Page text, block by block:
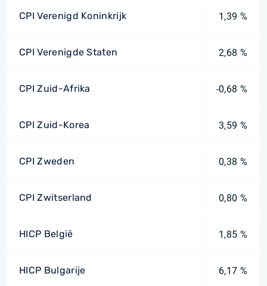
CPI Verenigd Koninkrijk 1,39 %
CPI Verenigde Staten 2,68 %
CPI Zuid-Afrika -0,68 %
CPI Zuid-Korea 3,59 %
CPI Zweden 0,38 %
CPI Zwitserland 0,80 %
HICP België 1,85 %
HICP Bulgarije 6,17 %